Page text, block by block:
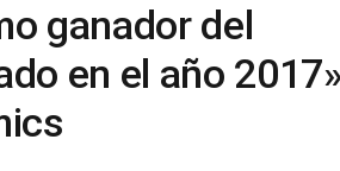
ganador del
en el año